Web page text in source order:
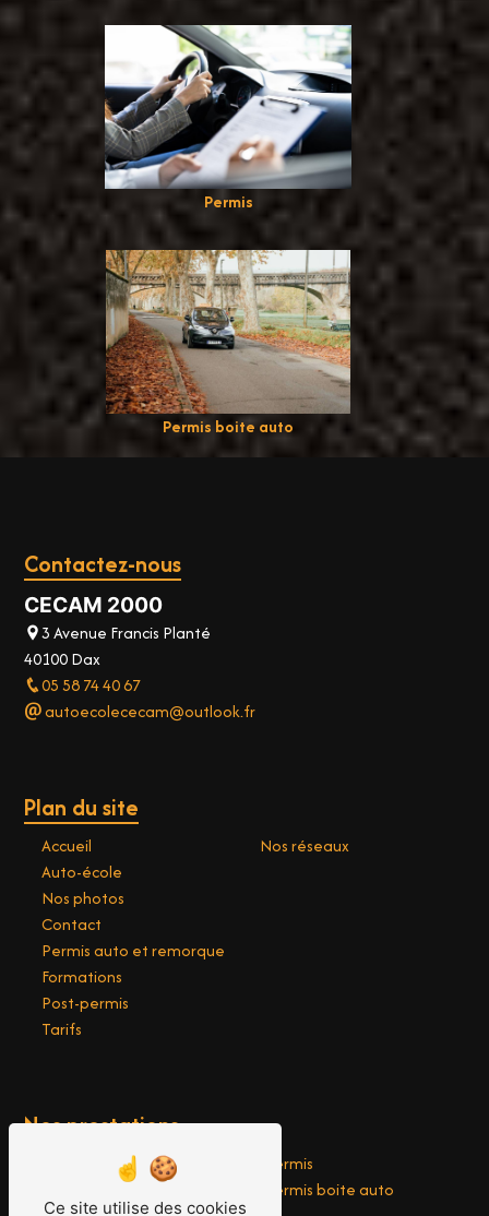
Permis
Permis boite auto
Contactez-nous
CECAM 2000
3 Avenue Francis Planté
40100 Dax
05 58 74 40 67
autoecolececam@outlook.fr
Plan du site
Accueil
Auto-école
Nos photos
Contact
Permis auto et remorque
Formations
Post-permis
Tarifs
Nos réseaux
Nos prestations
Piste privée
Permis
Permis boite auto
Ce site utilise des cookies